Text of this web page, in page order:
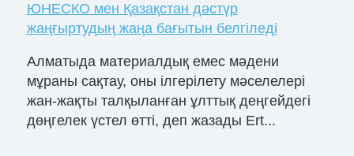
ЮНЕСКО мен Қазақстан дәстүр
жаңғыртудың жаңа бағытын белгіледі
Алматыда материалдық емес мәдени
мұраны сақтау, оны ілгерілету мәселелері
жан-жақты талқыланған ұлттық деңгейдегі
дөңгелек үстел өтті, деп жазады Ert...